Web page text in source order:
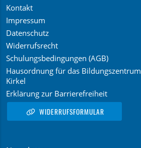
Kontakt
Impressum
Datenschutz
Widerrufsrecht
Schulungsbedingungen (AGB)
Hausordnung für das Bildungszentrum
Kirkel
Erklärung zur Barrierefreiheit
WIDERRUFSFORMULAR